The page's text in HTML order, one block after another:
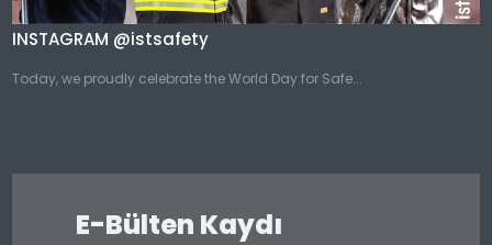
INSTAGRAM @istsafety
Today, we proudly celebrate the World Day for Safe...
E-Bülten Kaydı